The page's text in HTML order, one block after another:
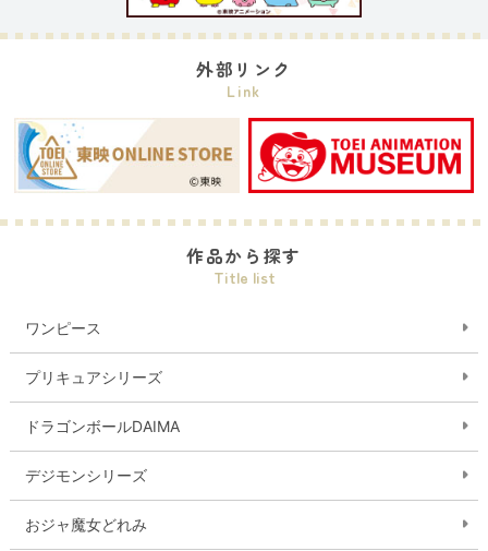
外部リンク
Link
作品から探す
Title list
ワンピース
プリキュアシリーズ
ドラゴンボールDAIMA
デジモンシリーズ
おジャ魔女どれみ